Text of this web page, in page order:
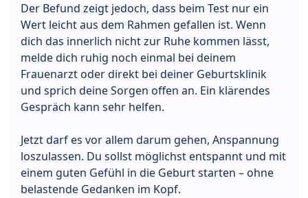
Der Befund zeigt jedoch, dass beim Test nur ein
Wert leicht aus dem Rahmen gefallen ist. Wenn
dich das innerlich nicht zur Ruhe kommen lässt,
melde dich ruhig noch einmal bei deinem
Frauenarzt oder direkt bei deiner Geburtsklinik
und sprich deine Sorgen offen an. Ein klärendes
Gespräch kann sehr helfen.
Jetzt darf es vor allem darum gehen, Anspannung
loszulassen. Du sollst möglichst entspannt und mit
einem guten Gefühl in die Geburt starten – ohne
belastende Gedanken im Kopf.